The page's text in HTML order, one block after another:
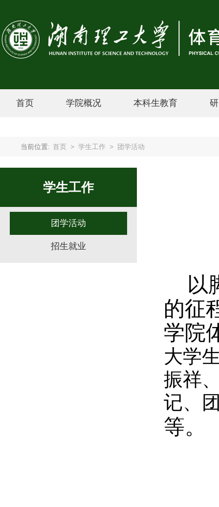
首页 学院概况 本科生教育
当前位置: 首页 > 学生工作 > 团学活动
学生工作
团学活动
招生就业
以
的征
学院
大学
振祥
记、
等。